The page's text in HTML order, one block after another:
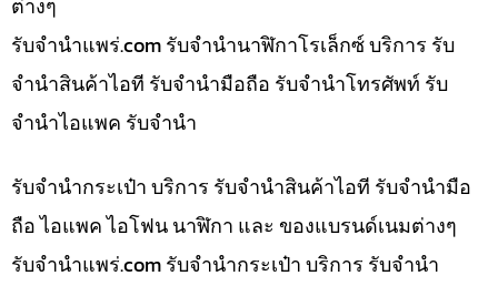
ต่างๆ
รับจํานําแพร่.com รับจำนำนาฬิกาโรเล็กซ์ บริการ รับ
จำนำสินค้าไอที รับจำนำมือถือ รับจำนำโทรศัพท์ รับ
จำนำไอแพค รับจำนำ
รับจำนำกระเป๋า บริการ รับจำนำสินค้าไอที รับจำนำมือ
ถือ ไอแพค ไอโฟน นาฬิกา และ ของแบรนด์เนมต่างๆ
รับจํานําแพร่.com รับจำนำกระเป๋า บริการ รับจำนำ